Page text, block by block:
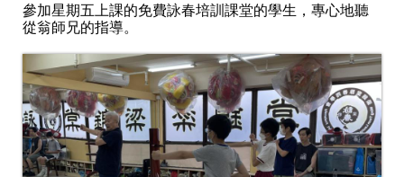
參加星期五上課的免費詠春培訓課堂的學生， 專心地聽
從翁師 兄的指導。